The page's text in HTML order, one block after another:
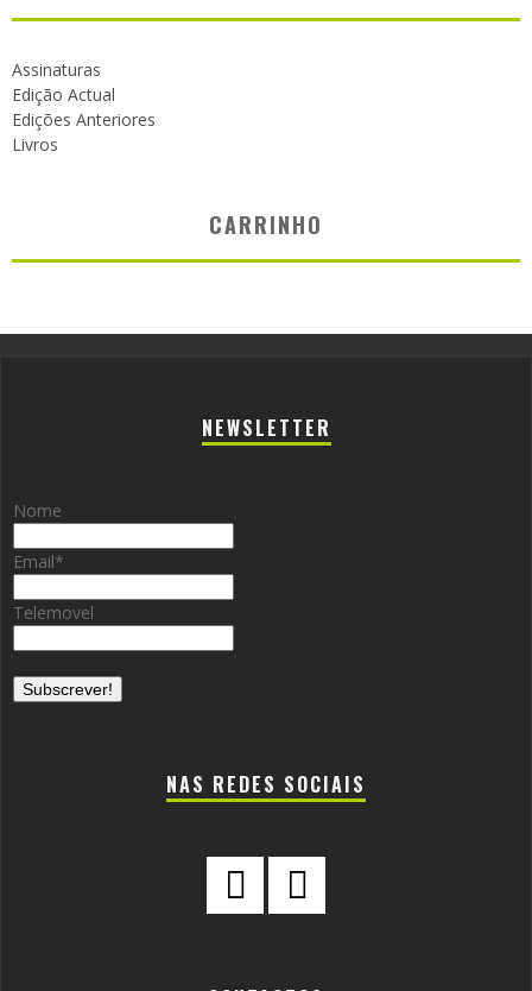
Assinaturas
Edição Actual
Edições Anteriores
Livros
CARRINHO
NEWSLETTER
Nome
Email*
Telemovel
NAS REDES SOCIAIS